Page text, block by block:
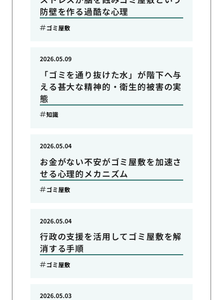
防壁を作る過酷な心理
ゴミ屋敷
「ゴミを通り抜けた水」が階下へ与
える甚大な精神的・衛生的被害の実
態
2026.05.09
知識
お金がない不安がゴミ屋敷を加速さ
せる心理的メカニズム
2026.05.04
ゴミ屋敷
行政の支援を活用してゴミ屋敷を解
消する手順
2026.05.04
ゴミ屋敷
2026.05.03